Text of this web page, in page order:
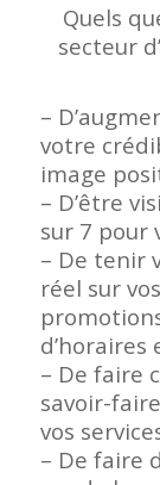
Quels
secteur
–
votre
image
– D’être
sur 7 pour
– De tenir
réel sur
d’horaires
– De faire
savoir-
vos
– De faire